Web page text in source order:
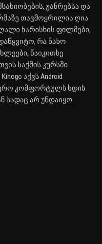
ჟანრებსა და
თავმოყრილია ღია
ხარისხის ფილმები,
რა ნახო
წაიკითხე
საქმის კურსში
აქვს Android
კომფორტულს ხდის
სადაც არ უნდაიყო.